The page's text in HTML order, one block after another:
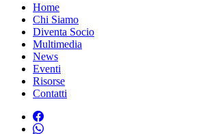
Home
Chi Siamo
Diventa Socio
Multimedia
News
Eventi
Risorse
Contatti